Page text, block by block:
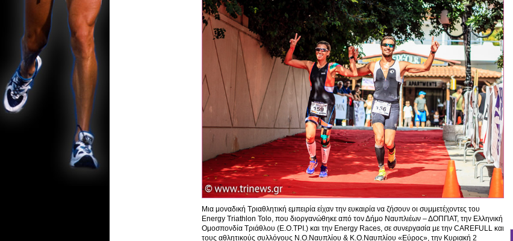
Μια μοναδική Τριαθλητική εμπειρία είχαν την ευκαιρία να ζήσουν οι συμμετέχοντες του
Energy Triathlon Tolo, που διοργανώθηκε από τον Δήμο Ναυπλιέων – ΔΟΠΠΑΤ, την Ελληνική
Ομοσπονδία Τριάθλου (Ε.Ο.ΤΡΙ.) και την Energy Races, σε συνεργασία με την CAREFULL και
τους αθλητικούς συλλόγους Ν.Ο.Ναυπλίου & Κ.Ο.Ναυπλίου «Εύρος», την Κυριακή 2